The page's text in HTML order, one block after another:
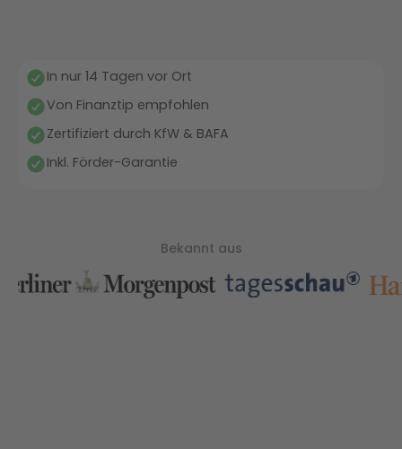
In nur 14 Tagen vor Ort
Von Finanztip empfohlen
Zertifiziert durch KfW & BAFA
Inkl. Förder-Garantie
Bekannt aus